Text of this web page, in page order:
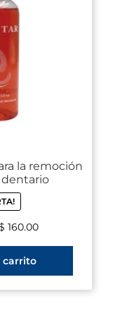
la remoción
160.00
carrito